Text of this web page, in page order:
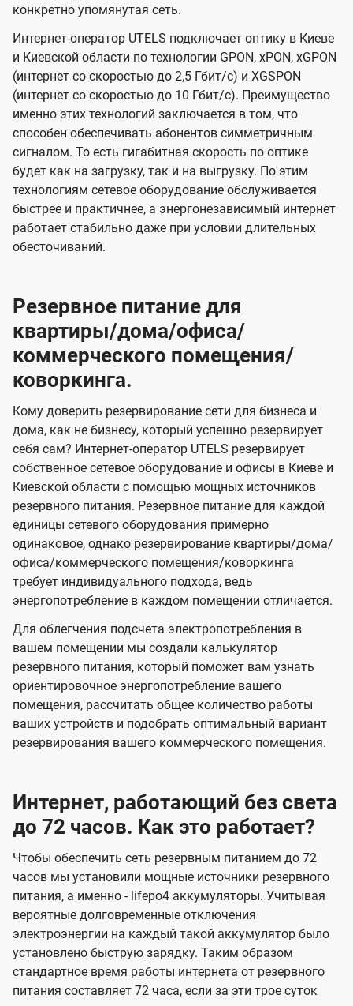
конкретно упомянутая сеть.
Интернет-оператор UTELS подключает оптику в Киеве
и Киевской области по технологии GPON, xPON, xGPON
(интернет со скоростью до 2,5 Гбит/с) и XGSPON
(интернет со скоростью до 10 Гбит/с). Преимущество
именно этих технологий заключается в том, что
способен обеспечивать абонентов симметричным
сигналом. То есть гигабитная скорость по оптике
будет как на загрузку, так и на выгрузку. По этим
технологиям сетевое оборудование обслуживается
быстрее и практичнее, а энергонезависимый интернет
работает стабильно даже при условии длительных
обесточиваний.
Резервное питание для
квартиры/дома/офиса/
коммерческого помещения/
коворкинга.
Кому доверить резервирование сети для бизнеса и
дома, как не бизнесу, который успешно резервирует
себя сам? Интернет-оператор UTELS резервирует
собственное сетевое оборудование и офисы в Киеве и
Киевской области с помощью мощных источников
резервного питания. Резервное питание для каждой
единицы сетевого оборудования примерно
одинаковое, однако резервирование квартиры/дома/
офиса/коммерческого помещения/коворкинга
требует индивидуального подхода, ведь
энергопотребление в каждом помещении отличается.
Для облегчения подсчета электропотребления в
вашем помещении мы создали калькулятор
резервного питания, который поможет вам узнать
ориентировочное энергопотребление вашего
помещения, рассчитать общее количество работы
ваших устройств и подобрать оптимальный вариант
резервирования вашего коммерческого помещения.
Интернет, работающий без света
до 72 часов. Как это работает?
Чтобы обеспечить сеть резервным питанием до 72
часов мы установили мощные источники резервного
питания, а именно - lifepo4 аккумуляторы. Учитывая
вероятные долговременные отключения
электроэнергии на каждый такой аккумулятор было
установлено быструю зарядку. Таким образом
стандартное время работы интернета от резервного
питания составляет 72 часа, если за эти трое суток